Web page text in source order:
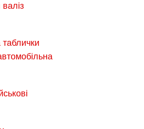
таблички